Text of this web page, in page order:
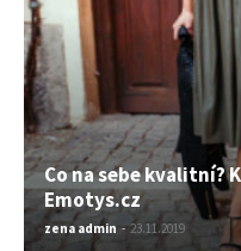
Co na sebe kvalitní?
Emotys.cz
zena admin - 23.11.2019